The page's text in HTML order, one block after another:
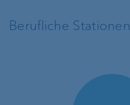
Berufliche Stationen